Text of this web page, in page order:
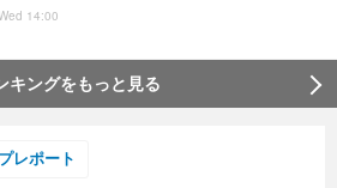
14:00
キングをもっと見る
レポート